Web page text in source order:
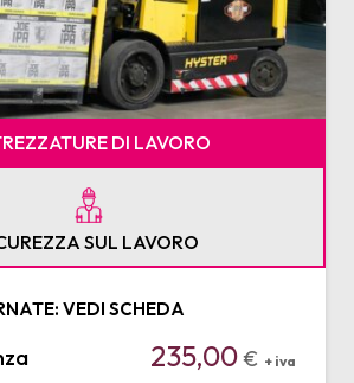
DI LAVORO
SUL LAVORO
VEDI SCHEDA
235,00€ + iva